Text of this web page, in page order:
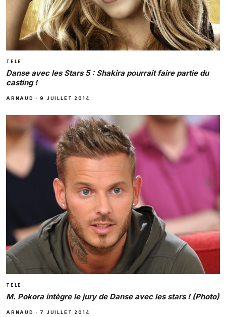
TELE
Danse avec les Stars 5 : Shakira pourrait faire partie du
casting !
ARNAUD ·9 JUILLET 2014
TELE
M. Pokora intègre le jury de Danse avec les stars ! (Photo)
ARNAUD · 7 JUILLET 2014